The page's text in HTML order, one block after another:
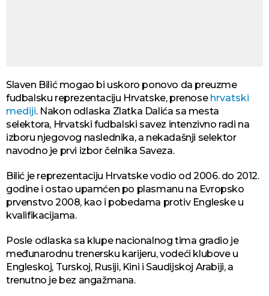
Slaven Bilić mogao bi uskoro ponovo da preuzme
fudbalsku reprezentaciju Hrvatske, prenose hrvatski
mediji. Nakon odlaska Zlatka Dalića sa mesta
selektora, Hrvatski fudbalski savez intenzivno radi na
izboru njegovog naslednika, a nekadašnji selektor
navodno je prvi izbor čelnika Saveza.
Bilić je reprezentaciju Hrvatske vodio od 2006. do 2012.
godine i ostao upamćen po plasmanu na Evropsko
prvenstvo 2008, kao i pobedama protiv Engleske u
kvalifikacijama.
Posle odlaska sa klupe nacionalnog tima gradio je
međunarodnu trenersku karijeru, vodeći klubove u
Engleskoj, Turskoj, Rusiji, Kini i Saudijskoj Arabiji, a
trenutno je bez angažmana.